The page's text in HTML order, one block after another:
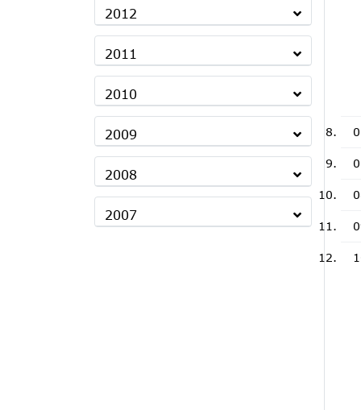
2012
2011
2010
2009
2008
2007